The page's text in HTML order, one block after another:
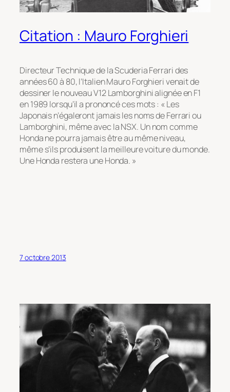
Citation : Mauro Forghieri
Directeur Technique de la Scuderia Ferrari des
années 60 à 80, l’Italien Mauro Forghieri venait de
dessiner le nouveau V12 Lamborghini alignée en F1
en 1989 lorsqu’il a prononcé ces mots : « Les
Japonais n’égaleront jamais les noms de Ferrari ou
Lamborghini, même avec la NSX. Un nom comme
Honda ne pourra jamais être au même niveau,
même s’ils produisent la meilleure voiture du monde.
Une Honda restera une Honda. »
7 octobre 2013